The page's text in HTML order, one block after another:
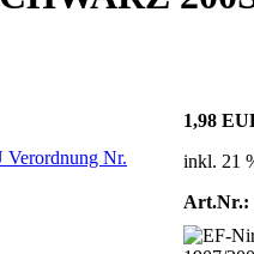
1,98
inkl. 21
Art.Nr.: